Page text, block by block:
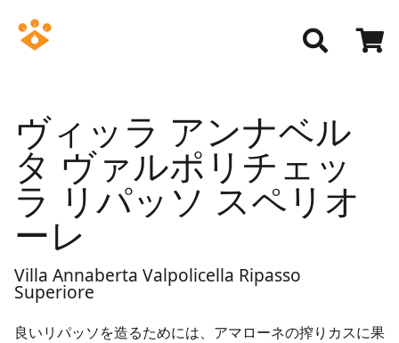
ヴィッラ アンナベル
タ ヴァルポリチェッ
ラ リパッソ スペリオ
ーレ
Villa Annaberta Valpolicella Ripasso
Superiore
良いリパッソを造るためには、アマローネの搾りカスに果